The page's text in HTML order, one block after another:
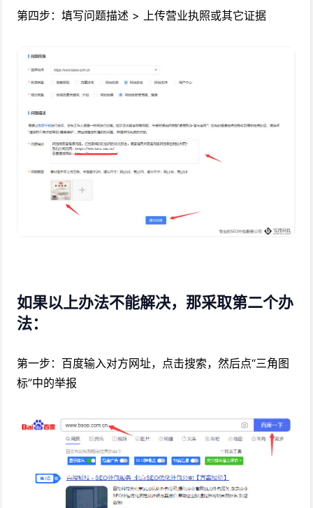
第四步：填写问题描述 > 上传营业执照或其它证据
如果以上办法不能解决，那采取第二个办
法：
第一步：百度输入对方网址，点击搜索，然后点“三角图
标”中的举报